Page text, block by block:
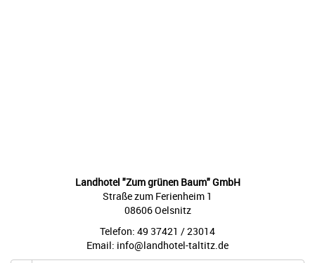
Landhotel "Zum grünen Baum" GmbH
Straße zum Ferienheim 1
08606 Oelsnitz
Telefon: 49 37421 / 23014
Email: info@landhotel-taltitz.de